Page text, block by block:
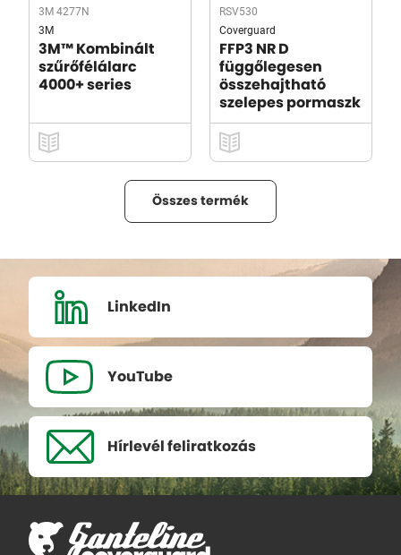
3M 4277N
3M
3M™ Kombinált
szűrőfélálarc
4000+ series
RSV530
Coverguard
FFP3 NR D
függőlegesen
összehajtható
szelepes pormaszk
Összes termék
LinkedIn
YouTube
Hírlevél feliratkozás